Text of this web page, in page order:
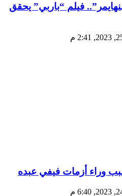
فيلم “باربي” يحقق
وراء أزمات فيفي عبده